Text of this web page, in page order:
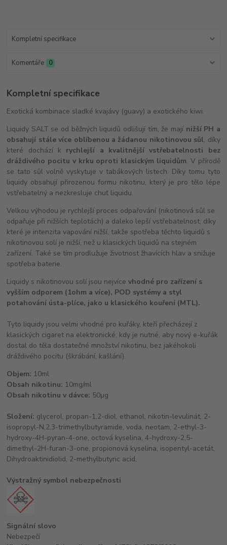
Kompletní specifikace
Komentáře 0
Kompletní specifikace
Exotická kombinace sladké kvajávy (guavy) a exotického kiwi.
Liquidy SALT se od běžných liquidů odlišují tím, že mají nižší PH a
obsahují stále více oblíbenou a žádanou nikotinovou sůl, díky
které dochází k rychlejší a kvalitnější vstřebatelnosti bez
dráždivého pocitu v krku oproti klasickým liquidům. V přírodě
se tato sůl volně vyskytuje v tabákových listech. Díky tomu tyto
liquidy obsahují přirozenou formu nikotinu, který je pro tělo lépe
vstřebatelný a nezkresluje chuť liquidu.
Velkou výhodou je rychlejší proces odpařování (nikotinová sůl se
odpařuje při nižších teplotách) a daleko lepší vstřebatelnost, díky
které je intenzita vapování nižší, takže spotřeba těchto liquidů s
nikotinovou solí je nižší, než u klasických liquidů na stejném
zařízení. Také se tím prodlužuje životnost žhavících hlav a snižuje
spotřeba baterie.
Liquidy s nikotinovou solí jsou nejvícevhodné pro zařízení s
vyšším odporem (1ohm a více), POD systémy a styl
potahování ústa-plíce, jako u klasického kouření (MTL).
Tyto liquidy jsou velmi vhodné pro kuřáky, kteří přecházejí z
klasických cigaret na elektronické, kdy je nutné, aby nový e-kuřák
dostal do těla dostatečné množství nikotinu, bez jakéhokoli
dráždivého pocitu (škrábání, kašlání).
Objem: 10ml
Obsah nikotinu: 10mg/ml
Obsah nikotinu v dávce: 50μg
Složení: glycerol, propan-1,2-diol, ethanol, nikotin-levulinát, 2-
isopropyl-N,2,3-trimethylbutyramide, voda, neotam, 2-ethyl-3-
hydroxy-4H-pyran-4-one, octová kyselina, 4-hydroxy-2,5-
dimethyl-2H-furan-3-one, propionová kyselina, isopentyl-acetát,
Dihydroaktinidiolid, 2-methylbutyric acid,
Výstražný symbol nebezpečnosti
Signální slovo
Nebezpečí